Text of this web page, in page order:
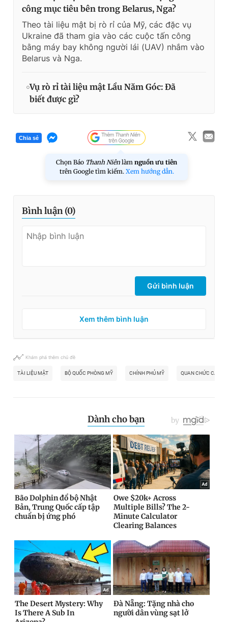
công mục tiêu bên trong Belarus, Nga?
Theo tài liệu mật bị rò rỉ của Mỹ, các đặc vụ
Ukraine đã tham gia vào các cuộc tấn công
bằng máy bay không người lái (UAV) nhắm vào
Belarus và Nga.
Vụ rò rỉ tài liệu mật Lầu Năm Góc: Đã
biết được gì?
Chia sẻ
Chọn Báo Thanh Niên làm nguồn ưu tiên
trên Google tìm kiếm. Xem hướng dẫn.
Bình luận (0)
Gửi bình luận
Xem thêm bình luận
Khám phá thêm chủ đề
TÀI LIỆU MẬT BỘ QUỐC PHÒNG MỸ CHÍNH PHỦ MỸ QUAN CHỨC CẤP